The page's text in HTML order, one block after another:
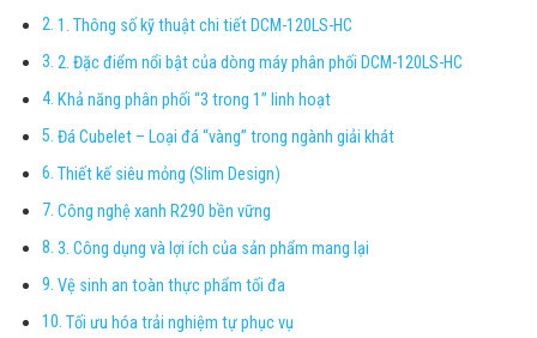
1. Thông số kỹ thuật chi tiết DCM-120LS-HC
2. Đặc điểm nổi bật của dòng máy phân phối DCM-120LS-HC
Khả năng phân phối “3 trong 1” linh hoạt
Đá Cubelet – Loại đá “vàng” trong ngành giải khát
Thiết kế siêu mỏng (Slim Design)
Công nghệ xanh R290 bền vững
3. Công dụng và lợi ích của sản phẩm mang lại
Vệ sinh an toàn thực phẩm tối đa
Tối ưu hóa trải nghiệm tự phục vụ